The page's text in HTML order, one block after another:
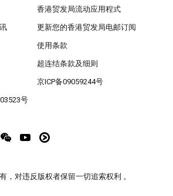
香港贸发局流动应用程式
更新您的香港贸发局电邮订阅
使用条款
超连结条款及细则
京ICP备09059244号
号
，对违反版权者保留一切追索权利 。